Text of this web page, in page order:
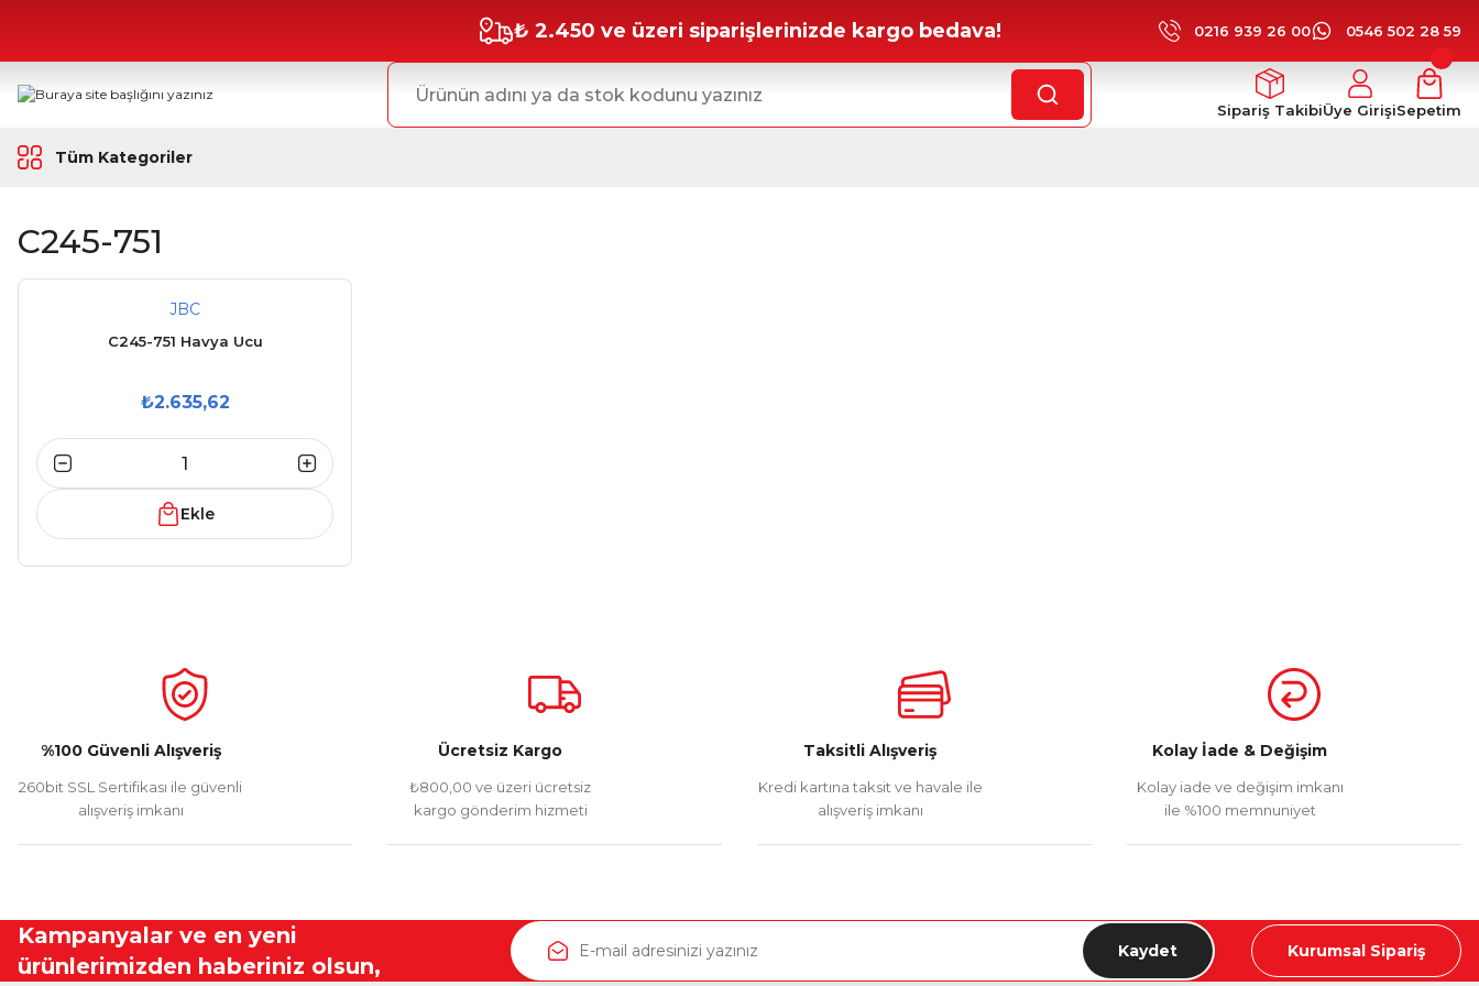
₺ 2.450 ve üzeri siparişlerinizde kargo bedava! 0216 939 26 00 0546 502 28 59
Sipariş TakibiÜye GirişiSepetim
Tüm Kategoriler
C245-751
JBC
C245-751 Havya Ucu
₺2.635,62
Ekle
%100 Güvenli Alışveriş
260bit SSL Sertifikası ile güvenli
alışveriş imkanı
Ücretsiz Kargo
₺800,00 ve üzeri ücretsiz
kargo gönderim hizmeti
Taksitli Alışveriş
Kredi kartına taksit ve havale ile
alışveriş imkanı
Kolay İade & Değişim
Kolay iade ve değişim imkanı
ile %100 memnuniyet
Kampanyalar ve en yeni
ürünlerimizden haberiniz olsun,
Kaydet Kurumsal Sipariş